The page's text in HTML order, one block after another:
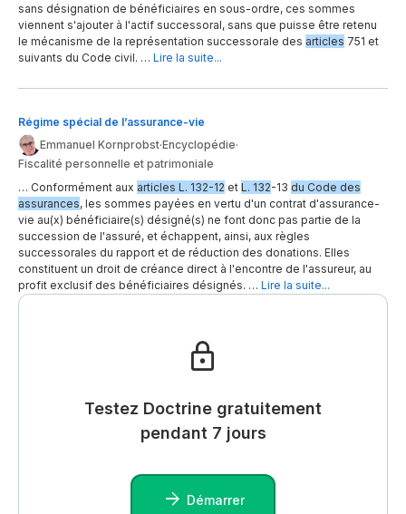
sans désignation de bénéficiaires en sous-ordre, ces sommes
viennent s'ajouter à l'actif successoral, sans que puisse être retenu
le mécanisme de la représentation successorale des articles 751 et
suivants du Code civil. … Lire la suite...
Régime spécial de l’assurance-vie
Emmanuel Kornprobst·Encyclopédie·
Fiscalité personnelle et patrimoniale
… Conformément aux articles L. 132-12 et L. 132-13 du Code des
assurances, les sommes payées en vertu d'un contrat d'assurance-
vie au(x) bénéficiaire(s) désigné(s) ne font donc pas partie de la
succession de l'assuré, et échappent, ainsi, aux règles
successorales du rapport et de réduction des donations. Elles
constituent un droit de créance direct à l'encontre de l'assureur, au
profit exclusif des bénéficiaires désignés. … Lire la suite...
Testez Doctrine gratuitement
pendant 7 jours
Démarrer